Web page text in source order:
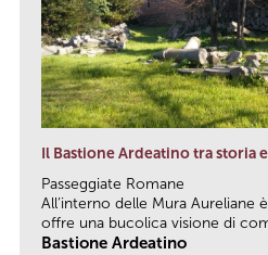
Il Bastione Ardeatino tra storia
Passeggiate Romane
All’interno delle Mura Aureliane
offre una bucolica visione di
Bastione Ardeatino